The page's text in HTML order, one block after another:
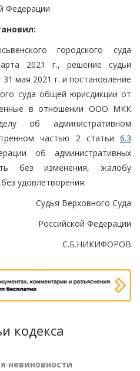
Федерации
городского суда
2021 г., решение судьи
мая 2021 г. и постановление
суда общей юрисдикции от
в отношении ООО МКК
об административном
частью 2 статьи 6.3
об административных
без изменения, жалобу
удовлетворения.
Судья Верховного Суда
Российской Федерации
С.Б.НИКИФОРОВ
кодекса
невиновности